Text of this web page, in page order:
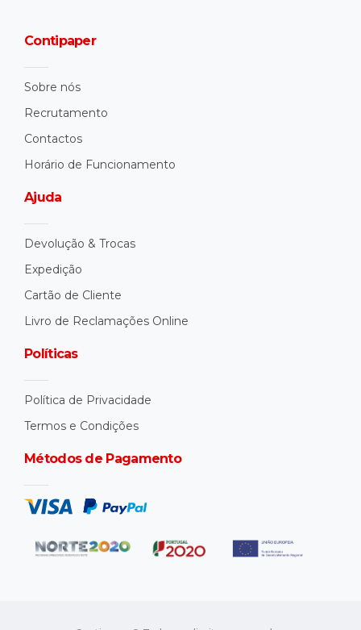
Contipaper
Sobre nós
Recrutamento
Contactos
Horário de Funcionamento
Ajuda
Devolução & Trocas
Expedição
Cartão de Cliente
Livro de Reclamações Online
Políticas
Política de Privacidade
Termos e Condições
Métodos de Pagamento